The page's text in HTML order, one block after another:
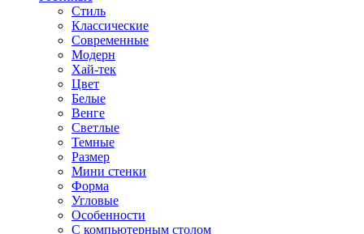
Стиль
Классические
Современные
Модерн
Хай-тек
Цвет
Белые
Венге
Светлые
Темные
Размер
Мини стенки
Форма
Угловые
Особенности
С компьютерным столом